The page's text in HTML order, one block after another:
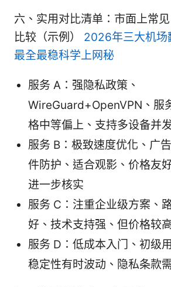
六、实用对比清单：市面上常
比较（示例） 2026年三大机场
最全最稳科学上网秘
服务 A：强隐私政策、
WireGuard+OpenVPN、服
格中等偏上、支持多设备并
服务 B：极致速度优化、广
件防护、适合观影、价格友
进一步核实
服务 C：注重企业级方案、
好、技术支持强、但价格较
服务 D：低成本入门、初级
稳定性有时波动、隐私条款